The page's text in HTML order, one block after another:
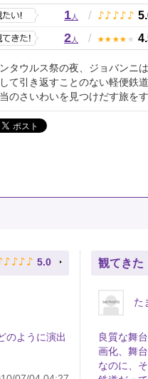
1人 / ♪ ♪ ♪ ♪ ♪
2人 / ★ ★ ★ ★ ★
タウルス祭の夜、ジョバンニ
て引き返すことのない軽便鉄道
のさいわいを見つけだす旅をす
♪ ♪ ♪ ♪ 5.0
のように演出
観てきた
た
良質な舞
画化、舞
なのに、